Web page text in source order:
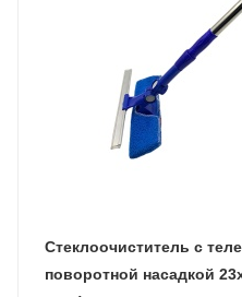
Стеклоочиститель с
поворотной насадкой